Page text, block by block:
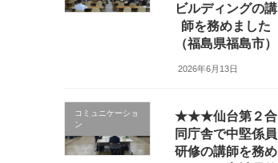
ビルディングの講
師を務めました
（福島県福島市）
2026年6月13日
コミュニケーショ
ン
★★★仙台第２合
同庁舎で中堅係員
研修の講師を務め